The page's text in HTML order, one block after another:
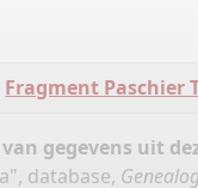
Fragment Paschier
gegevens uit
database,